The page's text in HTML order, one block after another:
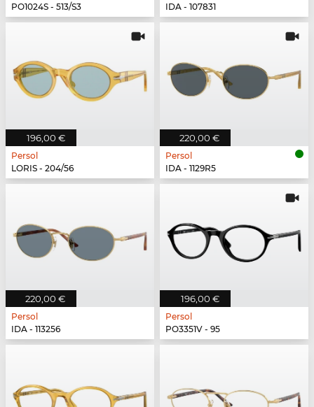
PO1024S - 513/S3
IDA - 107831
196,00 €
Persol
LORIS - 204/56
220,00 €
Persol
IDA - 1129R5
220,00 €
Persol
IDA - 113256
196,00 €
Persol
PO3351V - 95